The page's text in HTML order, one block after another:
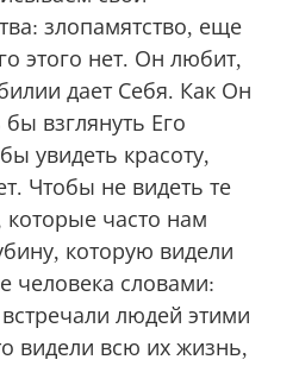
злопамятство, еще
этого нет. Он любит,
дает Себя. Как Он
бы взглянуть Его
увидеть красоту,
Чтобы не видеть те
часто нам
которую видели
человека словами:
людей этими
видели всю их жизнь,